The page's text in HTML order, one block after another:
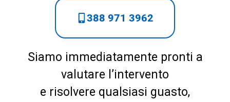
388 971 3962
Siamo immediatamente pronti a
valutare l’intervento
e risolvere qualsiasi guasto,